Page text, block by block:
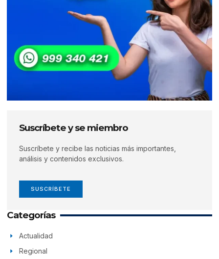
Suscríbete y se miembro
Suscríbete y recibe las noticias más importantes,
análisis y contenidos exclusivos.
SUSCRÍBETE
Categorías
Actualidad
Regional